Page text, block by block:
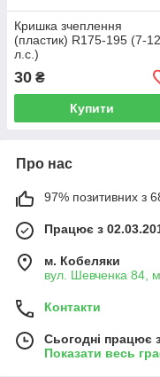
Кришка зчеплення
(пластик) R175-195 (7-12
л.с.)
30 ₴
Купити
Про нас
97% позитивних з 68
Працює з
м. Кобеляки
вул. Шевченка 84,
Контакти
Сьогодні працює
Показати весь